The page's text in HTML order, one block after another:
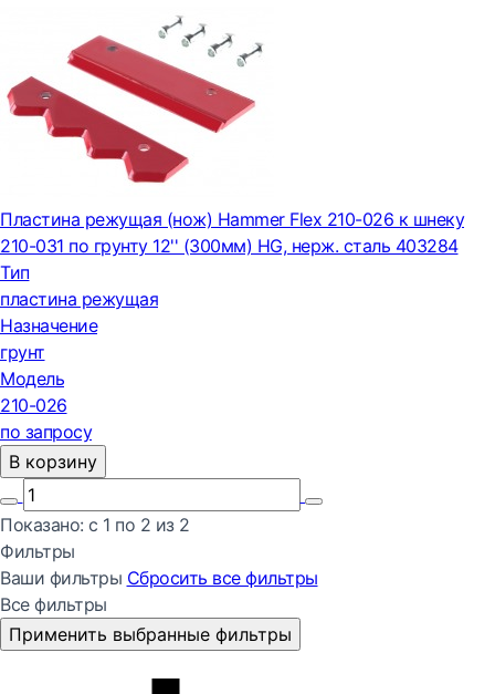
Пластина режущая (нож) Hammer Flex 210-026 к шнеку
210-031 по грунту 12'' (300мм) HG, нерж. сталь 403284
Тип
пластина режущая
Назначение
грунт
Модель
210-026
по запросу
В корзину
Показано: с 1 по 2 из 2
Фильтры
Ваши фильтры Сбросить все фильтры
Все фильтры
Применить выбранные фильтры